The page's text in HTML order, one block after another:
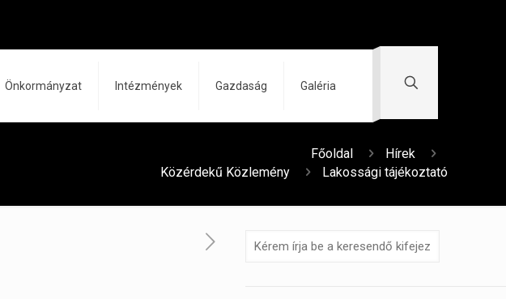
Önkormányzat Intézmények Gazdaság Galéria
Főoldal
Hírek
Közérdekű Közlemény
Lakossági tájékoztató